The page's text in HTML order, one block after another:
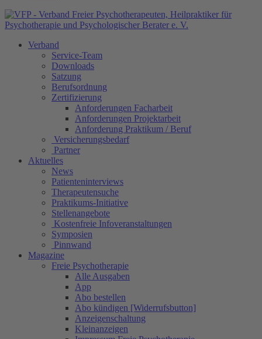
Verband
Service-Team
Downloads
Satzung
Berufsordnung
Zertifizierung
Anforderungen Facharbeit
Anforderungen Projektarbeit
Anforderung Praktikum / Beruf
Versicherungsbedarf
Partner
Aktuelles
News
Patienteninterviews
Therapeutensuche
Praktikums-Initiative
Stellenangebote
Kostenfreie Infoveranstaltungen
Symposien
Pinnwand
Magazine
Freie Psychotherapie
Alle Ausgaben
App
Abo bestellen
Abo kündigen [Widerrufsbutton]
Anzeigenschaltung
Kleinanzeigen